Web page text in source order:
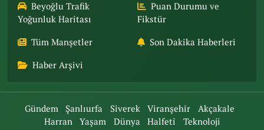
Beyoğlu Trafik
Yoğunluk Haritası
Puan Durumu ve
Fikstür
Tüm Manşetler Son Dakika Haberleri
Haber Arşivi
Gündem Şanlıurfa Siverek Viranşehir
Akçakale
Harran
Yaşam Dünya Halfeti Teknoloji